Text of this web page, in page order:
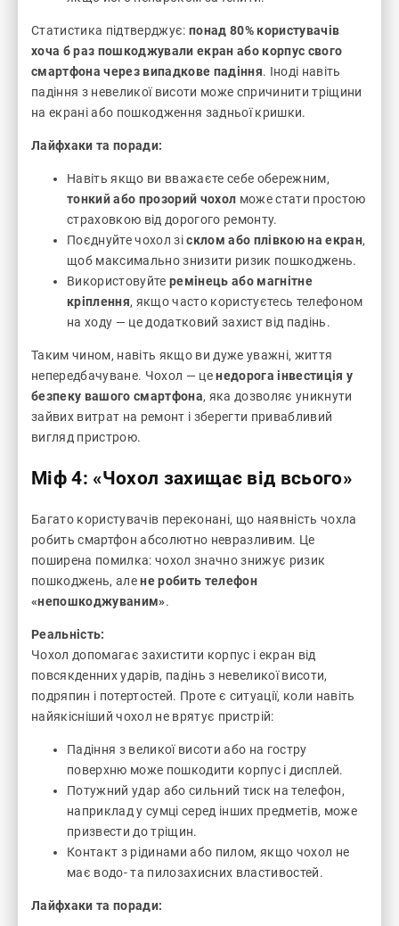
Статистика підтверджує: понад 80% користувачів
хоча б раз пошкоджували екран або корпус свого
смартфона через випадкове падіння. Іноді навіть
падіння з невеликої висоти може спричинити тріщини
на екрані або пошкодження задньої кришки.
Лайфхаки та поради:
Навіть якщо ви вважаєте себе обережним,
тонкий або прозорий чохол може стати простою
страховкою від дорогого ремонту.
Поєднуйте чохол зісклом або плівкою на екран,
щоб максимально знизити ризик пошкоджень.
Використовуйте ремінець або магнітне
кріплення, якщо часто користуєтесь телефоном
на ходу — це додатковий захист від падінь.
Таким чином, навіть якщо ви дуже уважні, життя
непередбачуване. Чохол — ценедорога інвестиція у
безпеку вашого смартфона, яка дозволяє уникнути
зайвих витрат на ремонт і зберегти привабливий
вигляд пристрою.
Міф 4: «Чохол захищає від всього»
Багато користувачів переконані, що наявність чохла
робить смартфон абсолютно невразливим. Це
поширена помилка: чохол значно знижує ризик
пошкоджень, алене робить телефон
«непошкоджуваним».
Реальність:
Чохол допомагає захистити корпус і екран від
повсякденних ударів, падінь з невеликої висоти,
подряпин і потертостей. Проте є ситуації, коли навіть
найякісніший чохол не врятує пристрій:
Падіння з великої висоти або на гостру
поверхню може пошкодити корпус і дисплей.
Потужний удар або сильний тиск на телефон,
наприклад у сумці серед інших предметів, може
призвести до тріщин.
Контакт з рідинами або пилом, якщо чохол не
має водо- та пилозахисних властивостей.
Лайфхаки та поради: